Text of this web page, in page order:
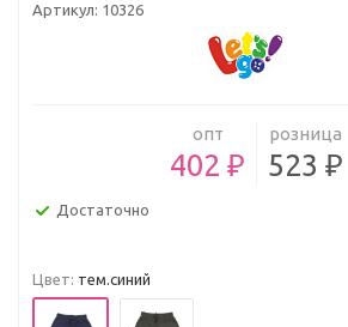
Артикул: 10326
опт
402 ₽
розница
523 ₽
Достаточно
Цвет: тем.синий